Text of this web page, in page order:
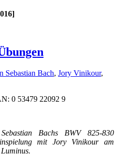
Sebastian Bach, Jory Vinikour,
0 53479 22092 9
Bachs BWV 825-830
mit Jory Vinikour am